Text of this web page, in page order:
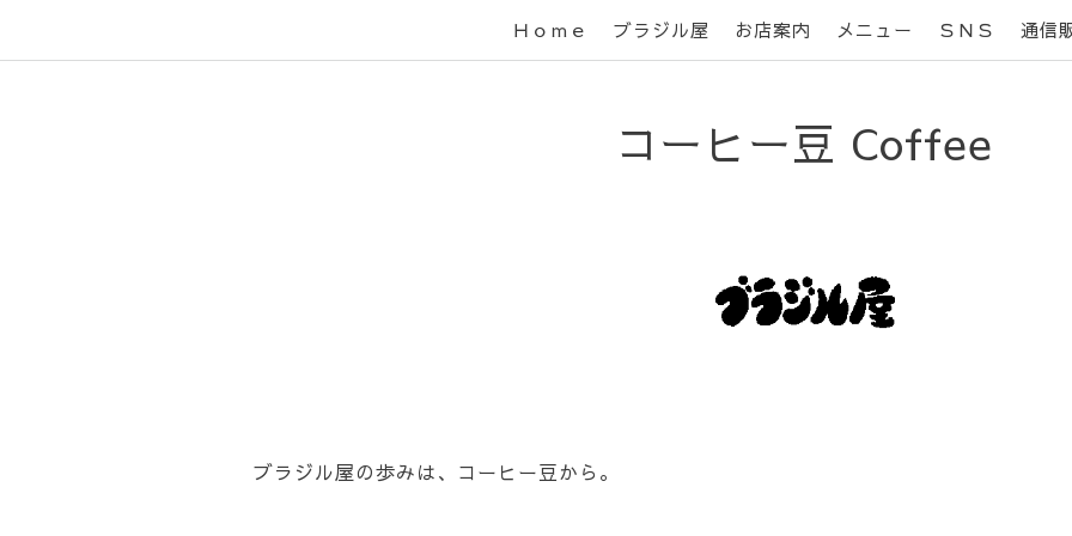
Ｈｏｍｅ ブラジル屋 お店案内 メニュー ＳＮＳ 通信
コーヒー豆 Coffee
ブラジル屋の歩みは、コーヒー豆から。